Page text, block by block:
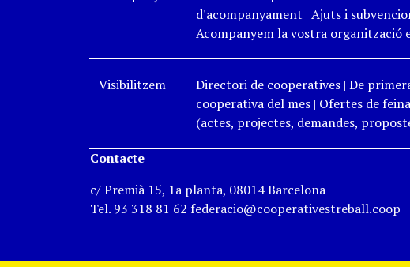
d'acompanyament | Ajuts i
Acompanyem la vostra organització
Visibilitzem Directori de cooperatives| De
cooperativa del mes| Ofertes de
(actes, projectes, demandes,
Contacte
c/ Premià 15, 1a planta, 08014 Barcelona
Tel. 93 318 81 62 federacio@cooperativestreball.coop